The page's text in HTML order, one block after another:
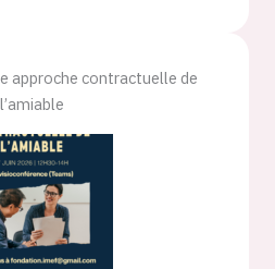
approche contractuelle de
l’amiable